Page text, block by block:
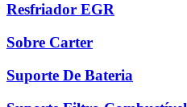
Resfriador EGR
Sobre Carter
Suporte De Bateria